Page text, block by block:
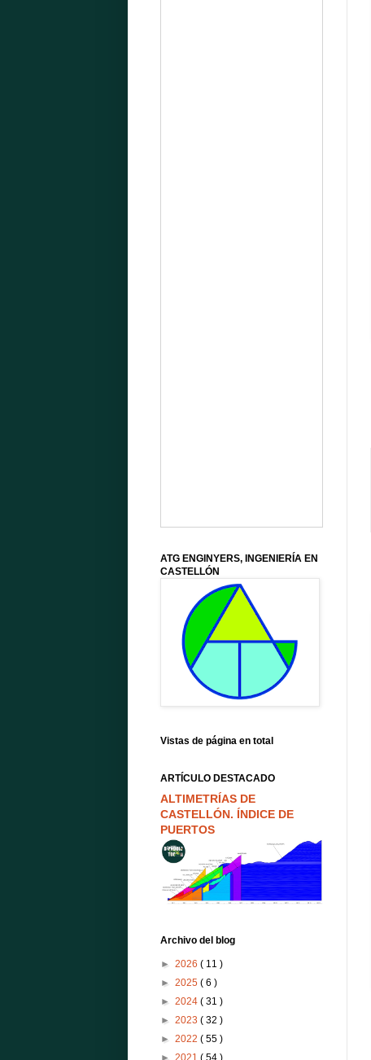
ATG ENGINYERS, INGENIERÍA EN
CASTELLÓN
Vistas de página en total
ARTÍCULO DESTACADO
ALTIMETRÍAS DE
CASTELLÓN. ÍNDICE DE
PUERTOS
Archivo del blog
► 2026 ( 11 )
► 2025 ( 6 )
► 2024 ( 31 )
► 2023 ( 32 )
► 2022 ( 55 )
► 2021 ( 54 )